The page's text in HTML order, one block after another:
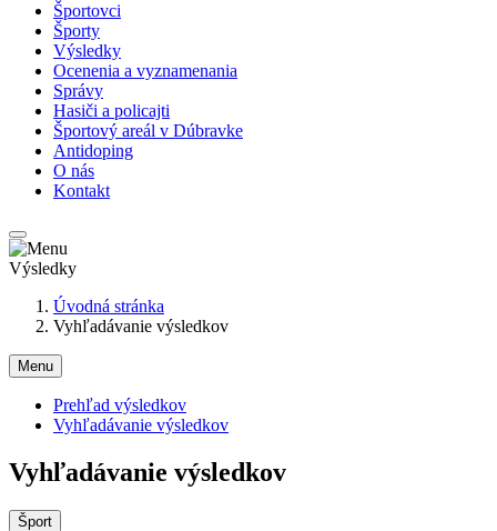
Športovci
Športy
Výsledky
Ocenenia a vyznamenania
Správy
Hasiči a policajti
Športový areál v Dúbravke
Antidoping
O nás
Kontakt
Výsledky
Úvodná stránka
Vyhľadávanie výsledkov
Menu
Prehľad výsledkov
Vyhľadávanie výsledkov
Vyhľadávanie výsledkov
Šport